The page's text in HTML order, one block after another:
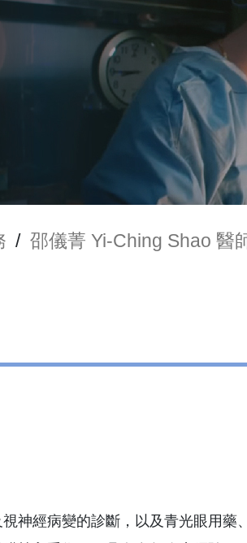
/ 邵儀菁 Yi-Ching Shao 醫
神經病變的診斷，以及青光眼用藥